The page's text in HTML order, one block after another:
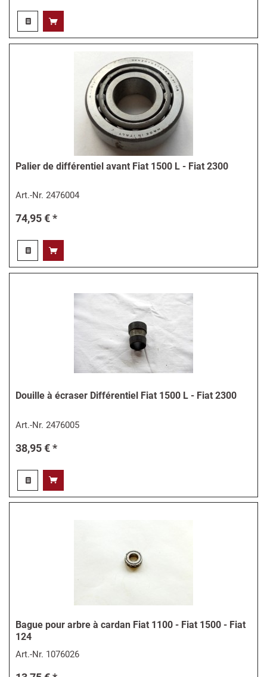
Palier de différentiel avant Fiat 1500 L - Fiat 2300
Art.-Nr.2476004
74,95 € *
Douille à écraser Différentiel Fiat 1500 L - Fiat 2300
Art.-Nr.2476005
38,95 € *
Bague pour arbre à cardan Fiat 1100 - Fiat 1500 - Fiat
124
Art.-Nr. 1076026